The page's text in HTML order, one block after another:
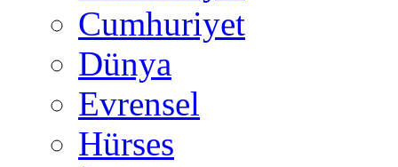
Cumhuriyet
Dünya
Evrensel
Hürses